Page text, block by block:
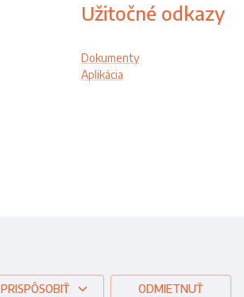
Užitočné odkazy
Dokumenty
Aplikácia
PRISPÔSOBIŤ ODMIETNUŤ